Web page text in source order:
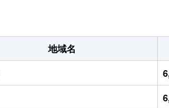
地域名